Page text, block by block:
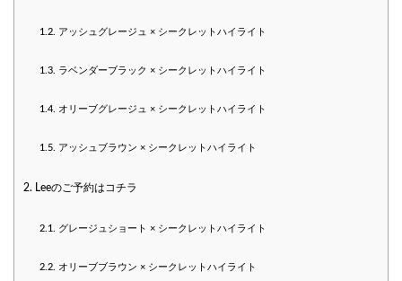
1.2. アッシュグレージュ × シークレットハイライト
1.3. ラベンダーブラック × シークレットハイライト
1.4. オリーブグレージュ × シークレットハイライト
1.5. アッシュブラウン × シークレットハイライト
2. Leeのご予約はコチラ
2.1. グレージュショート × シークレットハイライト
2.2. オリーブブラウン × シークレットハイライト